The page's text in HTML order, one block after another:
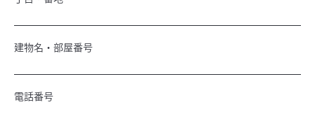
建物名・部屋番号
電話番号